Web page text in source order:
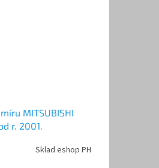
MITSUBISHI
r. 2001.
Sklad eshop PH